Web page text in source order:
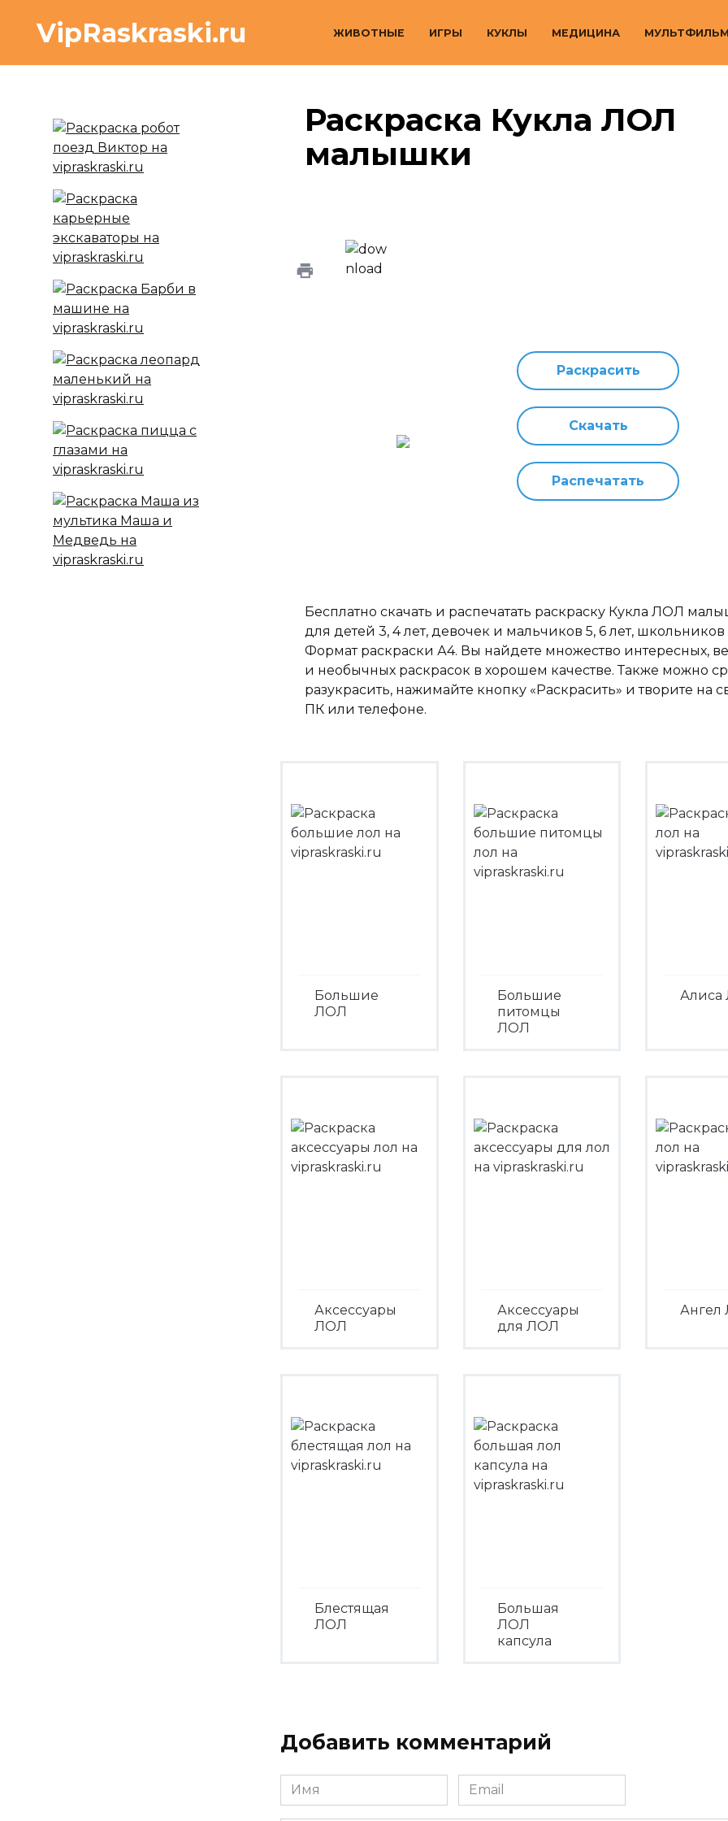
содержанию
VipRaskraski.ru ЖИВОТНЫЕ ИГРЫ КУКЛЫ МЕДИЦИНА
Раскраска Кукла ЛОЛ
малышки
Раскрасить
Скачать
Распечатать
Бесплатно скачать и распечатать раскраску Кукла ЛОЛ
для детей 3, 4 лет, девочек и мальчиков 5, 6 лет, школьников
Формат раскраски А4. Вы найдете множество интересных,
и необычных раскрасок в хорошем качестве. Также можно
разукрасить, нажимайте кнопку «Раскрасить» и творите на
ПК или телефоне.
Большие
ЛОЛ
Большие
питомцы
ЛОЛ
Аксессуары
ЛОЛ
Аксессуары
для ЛОЛ
Ангел
Блестящая
ЛОЛ
Большая
ЛОЛ
капсула
Добавить комментарий
Имя
*
Email
*